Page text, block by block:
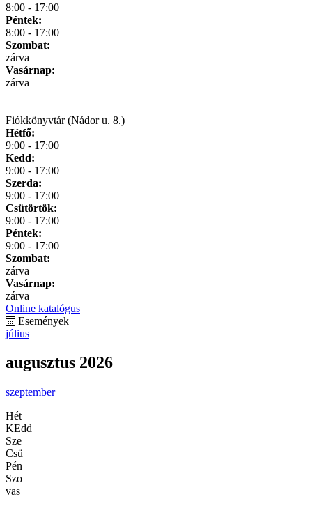
8:00 - 17:00
Péntek:
8:00 - 17:00
Szombat:
zárva
Vasárnap:
zárva
Fiókkönyvtár (Nádor u. 8.)
Hétfő:
9:00 - 17:00
Kedd:
9:00 - 17:00
Szerda:
9:00 - 17:00
Csütörtök:
9:00 - 17:00
Péntek:
9:00 - 17:00
Szombat:
zárva
Vasárnap:
zárva
Online katalógus
Események
július
augusztus 2026
szeptember
Hét
KEdd
Sze
Csü
Pén
Szo
vas